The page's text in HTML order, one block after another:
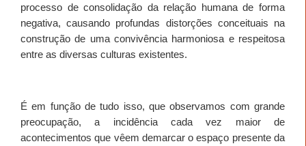
processo de consolidação da relação humana de forma
negativa, causando profundas distorções conceituais na
construção de uma convivência harmoniosa e respeitosa
entre as diversas culturas existentes.
É em função de tudo isso, que observamos com grande
preocupação, a incidência cada vez maior de
acontecimentos que vêem demarcar o espaço presente da